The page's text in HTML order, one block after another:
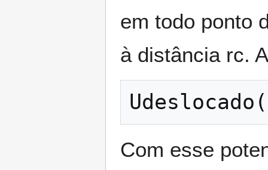
em todo ponto
à distância rc.
Ud eslocad o (
Com esse